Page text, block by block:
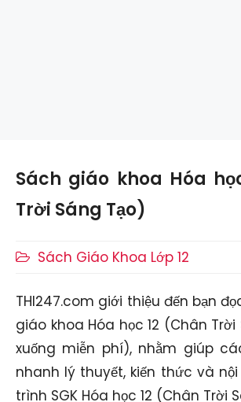
Sách giáo khoa Hóa
Trời Sáng Tạo)
Danh
Sách Giáo Khoa Lớp 12
THI247.com giới thiệu đến bạn
giáo khoa Hóa học 12 (Chân
xuống miễn phí), nhằm giúp
nhanh lý thuyết, kiến thức và
trình SGK Hóa học 12 (Chân Trời